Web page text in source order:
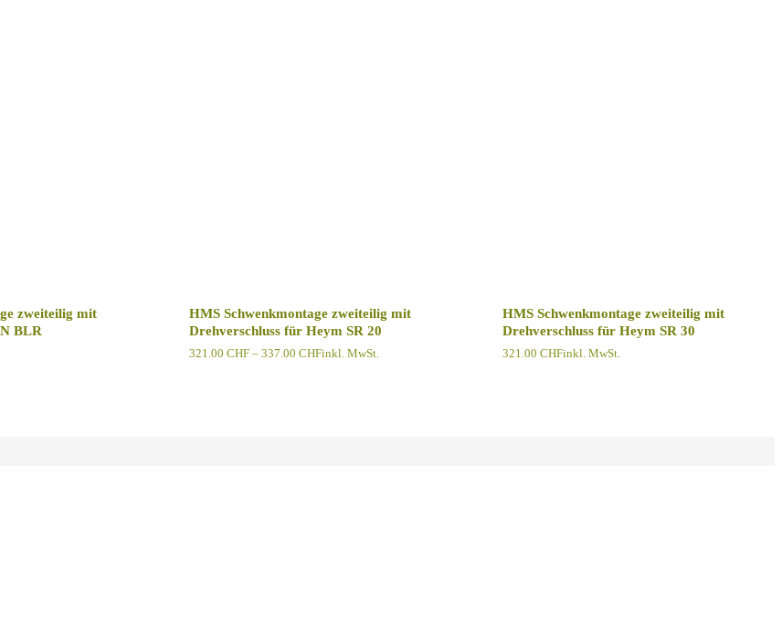
zweiteilig mit
BLR
HMS Schwenkmontage zweiteilig mit
Drehverschluss für Heym SR 20
321.00 CHF – 337.00 CHFPreisspanne:
inkl. MwSt.
HMS Schwenkmontage zweiteilig mit
Drehverschluss für Heym SR 30
321.00 CHFinkl. MwSt.